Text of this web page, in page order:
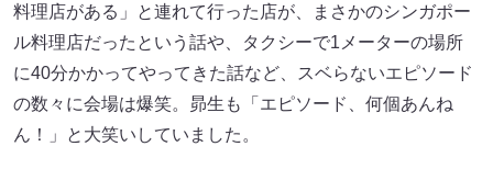
料理店がある」と連れて行った店が、まさかのシンガポー
ル料理店だったという話や、タクシーで1メーターの場所
に40分かかってやってきた話など、スベらないエピソード
の数々に会場は爆笑。昴生も「エピソード、何個あんね
ん！」と大笑いしていました。